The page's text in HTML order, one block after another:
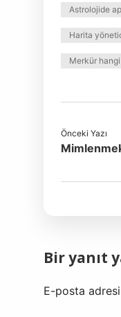
Astrolojide
Harita
Merkür
Önceki Yazı
Bir yanıt
E-posta